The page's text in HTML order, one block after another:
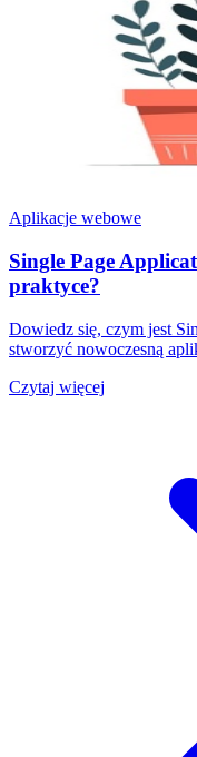
Aplikacje webowe
Single Page
praktyce?
Dowiedz się, czym jest
stworzyć nowoczesną
Czytaj więcej